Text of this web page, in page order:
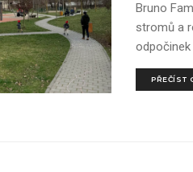
Bruno
stromů a
odpočinek
PŘEČÍST